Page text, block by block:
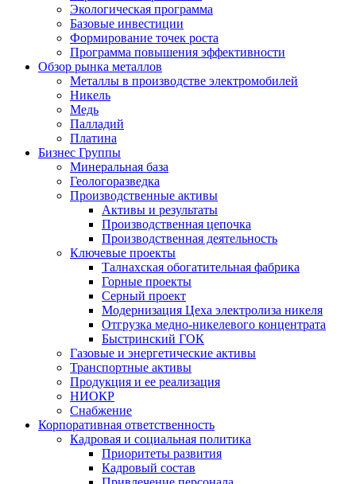
Экологическая программа
Базовые инвестиции
Формирование точек роста
Программа повышения эффективности
Обзор рынка металлов
Металлы в производстве электромобилей
Никель
Медь
Палладий
Платина
Бизнес Группы
Минеральная база
Геологоразведка
Производственные активы
Активы и результаты
Производственная цепочка
Производственная деятельность
Ключевые проекты
Талнахская обогатительная фабрика
Горные проекты
Серный проект
Модернизация Цеха электролиза никеля
Отгрузка медно-никелевого концентрата
Быстринский ГОК
Газовые и энергетические активы
Транспортные активы
Продукция и ее реализация
НИОКР
Снабжение
Корпоративная ответственность
Кадровая и социальная политика
Приоритеты развития
Кадровый состав